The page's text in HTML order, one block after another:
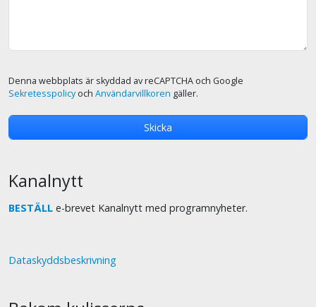
Denna webbplats är skyddad av reCAPTCHA och Google
Sekretesspolicyoch Användarvillkoren gäller.
Kanalnytt
BESTÄLL e-brevet Kanalnytt med programnyheter.
Dataskyddsbeskrivning